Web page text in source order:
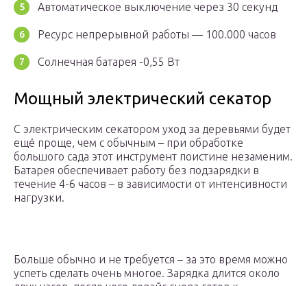
Автоматическое выключение через 30 секунд
Ресурс непрерывной работы — 100.000 часов
Солнечная батарея -0,55 Вт
Мощный электрический секатор
С электрическим секатором уход за деревьями будет
ещё проще, чем с обычным – при обработке
большого сада этот инструмент поистине незаменим.
Батарея обеспечивает работу без подзарядки в
течение 4-6 часов – в зависимости от интенсивности
нагрузки.
Больше обычно и не требуется – за это время можно
успеть сделать очень многое. Зарядка длится около